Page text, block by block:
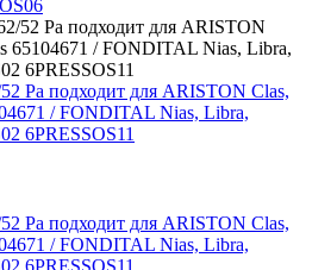
Pa подходит для ARISTON Clas,
/ FONDITAL Nias, Libra,
6PRESSOS11
Pa подходит для ARISTON Clas,
/ FONDITAL Nias, Libra,
6PRESSOS11